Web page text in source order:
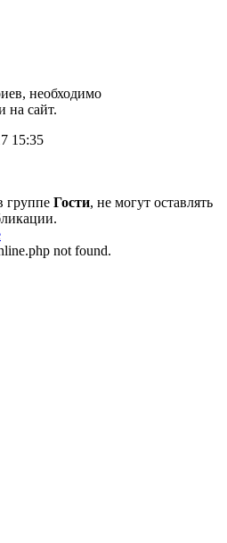
необходимо
на сайт.
15:35
группе Гости, не могут оставлять
not found.